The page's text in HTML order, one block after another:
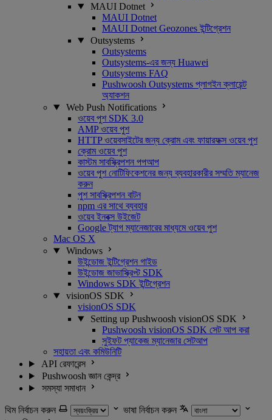
MAUI Dotnet
MAUI Dotnet
MAUI Dotnet Geozones ইন্টিগ্রেশন
Outsystems
Outsystems
Outsystems-এর জন্য Huawei
Outsystems FAQ
Pushwoosh Outsystems প্লাগইন ক্লায়েন্ট
অ্যাকশন
Web Push Notifications
ওয়েব পুশ SDK 3.0
AMP ওয়েব পুশ
HTTP ওয়েবসাইটের জন্য ক্রোম এবং ফায়ারফক্স ওয়েব পুশ
ক্রোম ওয়েব পুশ
কাস্টম সাবস্ক্রিপশন পপআপ
ওয়েব পুশ নোটিফিকেশনের জন্য ব্যবহারকারীর সম্মতি ম্যানেজ
করুন
পুশ সাবস্ক্রিপশন বাটন
npm এর সাথে ব্যবহার
ওয়েব ইনবক্স উইজেট
Google ট্যাগ ম্যানেজারের মাধ্যমে ওয়েব পুশ
Mac OS X
Windows
উইন্ডোজ ইন্টিগ্রেশন গাইড
উইন্ডোজ জাভাস্ক্রিপ্ট SDK
Windows SDK ইন্টিগ্রেশন
visionOS SDK
visionOS SDK
Setting up Pushwoosh visionOS SDK
Pushwoosh visionOS SDK সেট আপ করা
সুইফট প্যাকেজ ম্যানেজার সেটআপ
সহায়তা এবং কমিউনিটি
API রেফারেন্স
Pushwoosh জ্ঞান কেন্দ্র
সমস্যা সমাধান
থিম নির্বাচন করুন
ভাষা নির্বাচন করুন